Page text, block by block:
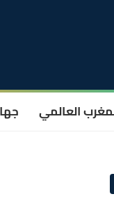
العالمي